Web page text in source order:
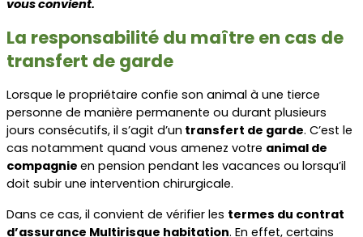
vous convient.
La responsabilité du maître en cas de
transfert de garde
Lorsque le propriétaire confie son animal à une tierce
personne de manière permanente ou durant plusieurs
jours consécutifs, il s’agit d’un transfert de garde. C’est le
cas notamment quand vous amenez votre animal de
compagnie en pension pendant les vacances ou lorsqu’il
doit subir une intervention chirurgicale.
Dans ce cas, il convient de vérifier les termes du contrat
d’assurance Multirisque habitation. En effet, certains